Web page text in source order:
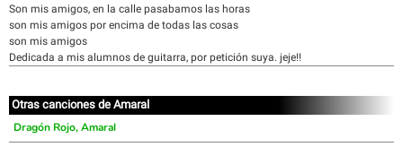
Son mis amigos, en la calle pasabamos las horas
son mis amigos por encima de todas las cosas
son mis amigos
Dedicada a mis alumnos de guitarra, por petición suya. jeje!!
Otras canciones de Amaral
Dragón Rojo, Amaral